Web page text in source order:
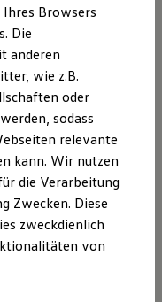
1 Nr. 1 VSBG
des VSBG
bereit noch
Browsers
Die
anderen
wie z.B.
oder
sodass
relevante
kann. Wir nutzen
die Verarbeitung
Zwecken. Diese
zweckdienlich
von